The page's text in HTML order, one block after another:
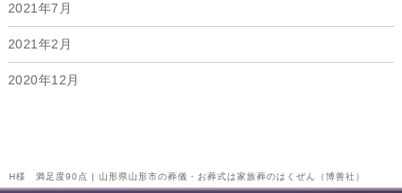
H様 満足度90点 | 山形県山形市の葬儀・お葬式は家族葬のはくぜん（博善社）
2021年7月
2021年2月
2020年12月